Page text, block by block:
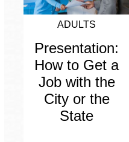
ADULTS
Presentation:
How to Get a
Job with the
City or the
State